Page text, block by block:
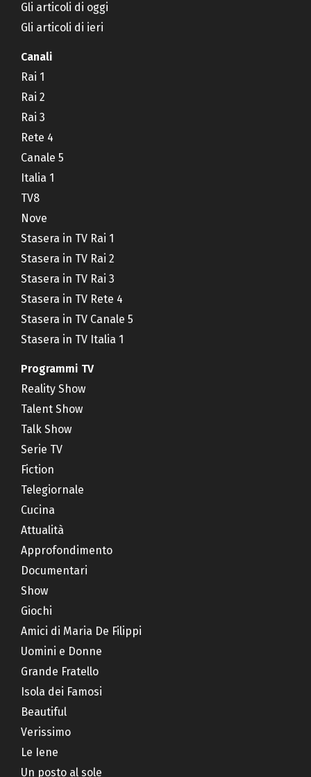
Gli articoli di oggi
Gli articoli di ieri
Canali
Rai 1
Rai 2
Rai 3
Rete 4
Canale 5
Italia 1
TV8
Nove
Stasera in TV Rai 1
Stasera in TV Rai 2
Stasera in TV Rai 3
Stasera in TV Rete 4
Stasera in TV Canale 5
Stasera in TV Italia 1
Programmi TV
Reality Show
Talent Show
Talk Show
Serie TV
Fiction
Telegiornale
Cucina
Attualità
Approfondimento
Documentari
Show
Giochi
Amici di Maria De Filippi
Uomini e Donne
Grande Fratello
Isola dei Famosi
Beautiful
Verissimo
Le Iene
Un posto al sole